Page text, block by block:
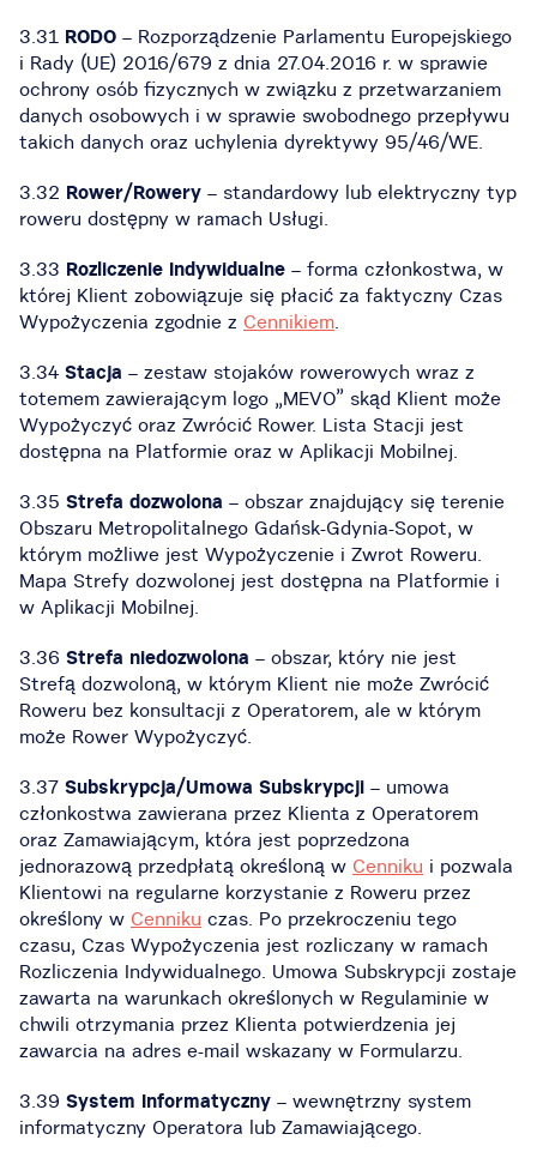
3.31 RODO – Rozporządzenie Parlamentu Europejskiego
i Rady (UE) 2016/679 z dnia 27.04.2016 r. w sprawie
ochrony osób fizycznych w związku z przetwarzaniem
danych osobowych i w sprawie swobodnego przepływu
takich danych oraz uchylenia dyrektywy 95/46/WE.
3.32 Rower/Rowery – standardowy lub elektryczny typ
roweru dostępny w ramach Usługi.
3.33 Rozliczenie Indywidualne – forma członkostwa, w
której Klient zobowiązuje się płacić za faktyczny Czas
Wypożyczenia zgodnie z Cennikiem.
3.34 Stacja – zestaw stojaków rowerowych wraz z
totemem zawierającym logo „MEVO” skąd Klient może
Wypożyczyć oraz Zwrócić Rower. Lista Stacji jest
dostępna na Platformie oraz w Aplikacji Mobilnej.
3.35 Strefa dozwolona – obszar znajdujący się terenie
Obszaru Metropolitalnego Gdańsk-Gdynia-Sopot, w
którym możliwe jest Wypożyczenie i Zwrot Roweru.
Mapa Strefy dozwolonej jest dostępna na Platformie i
w Aplikacji Mobilnej.
3.36 Strefa niedozwolona – obszar, który nie jest
Strefą dozwoloną, w którym Klient nie może Zwrócić
Roweru bez konsultacji z Operatorem, ale w którym
może Rower Wypożyczyć.
3.37 Subskrypcja/Umowa Subskrypcji – umowa
członkostwa zawierana przez Klienta z Operatorem
oraz Zamawiającym, która jest poprzedzona
jednorazową przedpłatą określoną w Cenniku i pozwala
Klientowi na regularne korzystanie z Roweru przez
określony w Cenniku czas. Po przekroczeniu tego
czasu, Czas Wypożyczenia jest rozliczany w ramach
Rozliczenia Indywidualnego. Umowa Subskrypcji zostaje
zawarta na warunkach określonych w Regulaminie w
chwili otrzymania przez Klienta potwierdzenia jej
zawarcia na adres e-mail wskazany w Formularzu.
3.39 System Informatyczny – wewnętrzny system
informatyczny Operatora lub Zamawiającego.